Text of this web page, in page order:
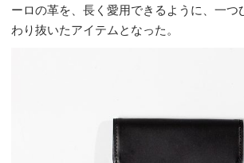
ーロの革を、長く愛用できるように、一つ
わり抜いたアイテムとなった。